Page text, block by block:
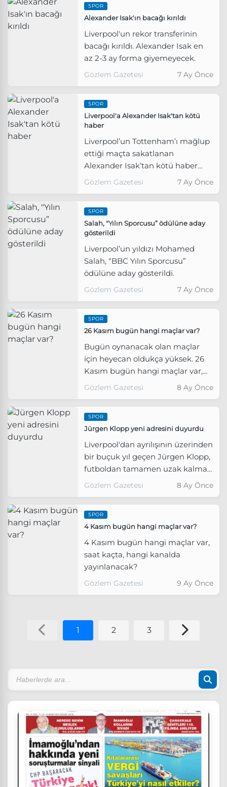
SPOR
Alexander Isak'ın bacağı kırıldı
Liverpool'un rekor transferinin
bacağı kırıldı. Alexander Isak en
az 2-3 ay forma giyemeyecek.
Gözlem Gazetesi 7 Ay Önce
SPOR
Liverpool'a Alexander Isak'tan kötü
haber
Liverpool’un Tottenham’ı mağlup
ettiği maçta sakatlanan
Alexander Isak’tan kötü haber
geldi.
Gözlem Gazetesi 7 Ay Önce
SPOR
Salah, "Yılın Sporcusu” ödülüne aday
gösterildi
Liverpool’un yıldızı Mohamed
Salah, “BBC Yılın Sporcusu”
ödülüne aday gösterildi.
Gözlem Gazetesi 7 Ay Önce
SPOR
26 Kasım bugün hangi maçlar var?
Bugün oynanacak olan maçlar
için heyecan oldukça yüksek. 26
Kasım bugün hangi maçlar var,
saat kaçta, hangi kanalda
Gözlem Gazetesi 8 Ay Önce
SPOR
Jürgen Klopp yeni adresini duyurdu
Liverpool'dan ayrılışının üzerinden
bir buçuk yıl geçen Jürgen Klopp,
futboldan tamamen uzak kalmak
yerine yeni bir rolle sahaya
Gözlem Gazetesi 8 Ay Önce
SPOR
4 Kasım bugün hangi maçlar var?
4 Kasım bugün hangi maçlar var,
saat kaçta, hangi kanalda
yayınlanacak?
Gözlem Gazetesi 9 Ay Önce
1 2 3